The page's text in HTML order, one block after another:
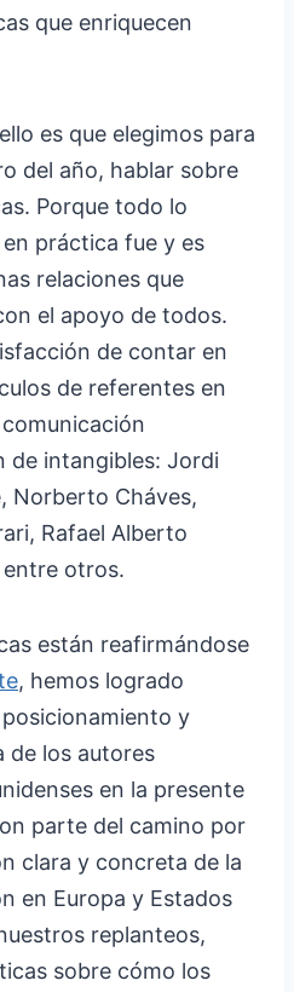
que enriquecen
es que elegimos para
del año, hablar sobre
Porque todo lo
práctica fue y es
relaciones que
el apoyo de todos.
de contar en
de referentes en
de intangibles: Jordi
Norberto Cháves,
Rafael Alberto
entre otros.
están reafirmándose
, hemos logrado
y
de los autores
en la presente
parte del camino por
clara y concreta de la
en Europa y Estados
replanteos,
sobre cómo los